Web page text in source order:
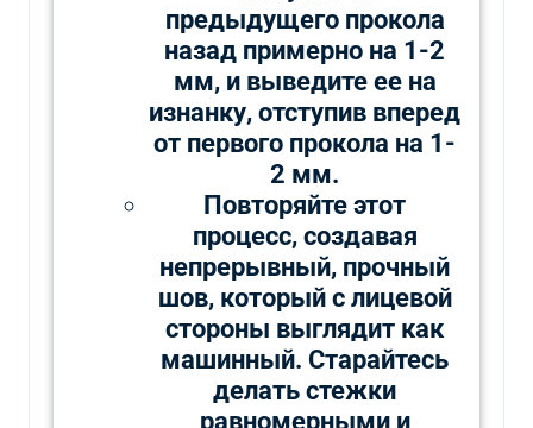
предыдущего прокола
назад примерно на 1-2
мм, и выведите ее на
изнанку, отступив вперед
от первого прокола на 1-
2 мм.
Повторяйте этот
процесс, создавая
непрерывный, прочный
шов, который с лицевой
стороны выглядит как
машинный. Старайтесь
делать стежки
равномерными и